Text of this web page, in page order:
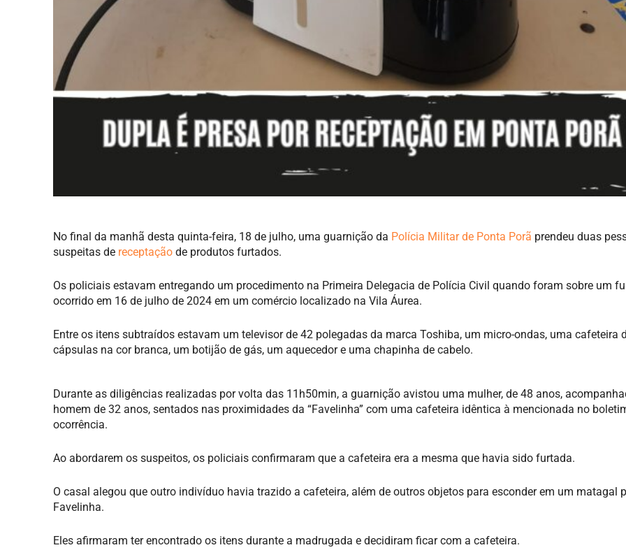
No final da manhã desta quinta-feira, 18 de julho, uma guarnição da Polícia Militar de Ponta Porã prendeu duas
suspeitas de receptação de produtos furtados.
Os policiais estavam entregando um procedimento na Primeira Delegacia de Polícia Civil quando foram sobre um
ocorrido em 16 de julho de 2024 em um comércio localizado na Vila Áurea.
Entre os itens subtraídos estavam um televisor de 42 polegadas da marca Toshiba, um micro-ondas, uma cafeteira
cápsulas na cor branca, um botijão de gás, um aquecedor e uma chapinha de cabelo.
Durante as diligências realizadas por volta das 11h50min, a guarnição avistou uma mulher, de 48 anos,
homem de 32 anos, sentados nas proximidades da “Favelinha” com uma cafeteira idêntica à mencionada no
ocorrência.
Ao abordarem os suspeitos, os policiais confirmaram que a cafeteira era a mesma que havia sido furtada.
O casal alegou que outro indivíduo havia trazido a cafeteira, além de outros objetos para esconder em um matagal
Favelinha.
Eles afirmaram ter encontrado os itens durante a madrugada e decidiram ficar com a cafeteira.